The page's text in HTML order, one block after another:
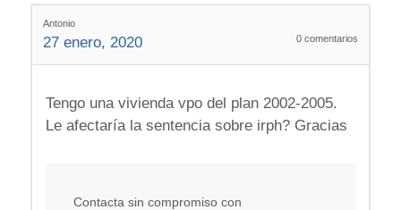
Antonio
27 enero, 2020 0 comentarios
Tengo una vivienda vpo del plan 2002-2005.
Le afectaría la sentencia sobre irph? Gracias
Contacta sin compromiso con